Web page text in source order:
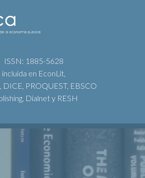
ISSN: 1885-5628
incluida en EconLit,
DICE, PROQUEST, EBSCO
Dialnet y RESH